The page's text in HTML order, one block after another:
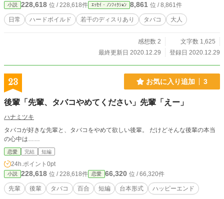
小説 228,618 位 / 228,618件 ｴｯｾｲ・ﾉﾝﾌｨｸｼｮﾝ 8,861 位 / 8,861件
日常 ハードボイルド 若干のディスりあり タバコ 大人
感想数 2
文字数 1,625
最終更新日 2020.12.29
登録日 2020.12.29
23 お気に入り追加 3
後輩「先輩、タバコやめてください」先輩「えー」
ハナミツキ
タバコが好きな先輩と、タバコをやめて欲しい後輩。 だけどそんな後輩の本当
の心中は……
恋愛 完結 短編
24h.ポイント 0pt
小説 228,618 位 / 228,618件 恋愛 66,320 位 / 66,320件
先輩 後輩 タバコ 百合 短編 台本形式 ハッピーエンド